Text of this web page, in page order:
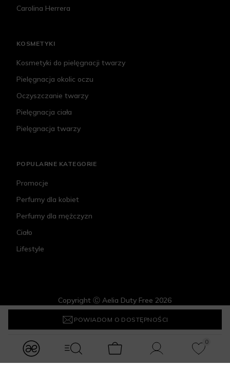
modules.Navbar.menuLabels.logo
modules.Navbar.menuLabels.menuWithSearch
Koszyk Konto
0
Ulubione
POWIADOM O DOSTĘPNOŚCI
Givenchy Gentleman Boise
Carolina Herrera
KOSMETYKI
Kosmetyki do pielęgnacji twarzy
Pielęgnacja okolic oczu
Oczyszczanie twarzy
Pielęgnacja ciała
Pielęgnacja twarzy
POPULARNE KATEGORIE
Promocje
Perfumy dla kobiet
Perfumy dla mężczyzn
Ciało
Lifestyle
Copyright Ⓒ Aelia Duty Free 2026